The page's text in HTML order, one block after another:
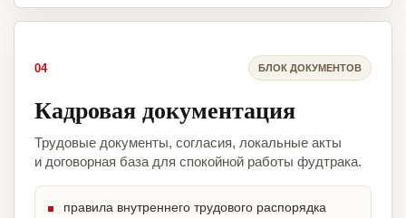
04 БЛОК ДОКУМЕНТОВ
Кадровая документация
Трудовые документы, согласия, локальные акты
и договорная база для спокойной работы фудтрака.
правила внутреннего трудового распорядка